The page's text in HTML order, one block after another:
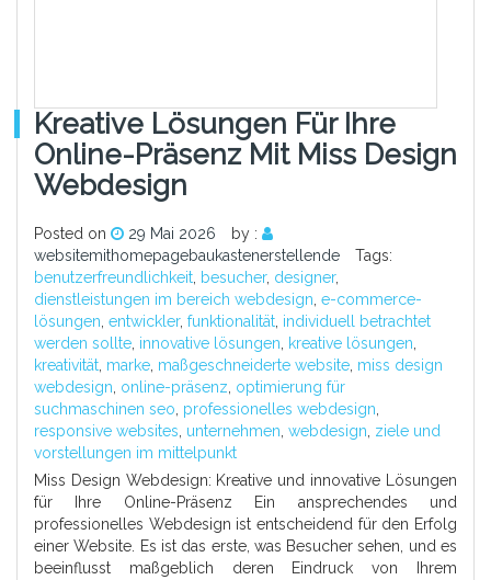
Kreative Lösungen Für Ihre
Online-Präsenz Mit Miss Design
Webdesign
Posted on 29 Mai 2026
by :
websitemithomepagebaukastenerstellende
Tags:
benutzerfreundlichkeit besucher, designer,
dienstleistungen im bereich webdesign e-commerce-
lösungen entwickler, funktionalität individuell betrachtet
werden sollte innovative lösungen kreative lösungen
kreativität marke maßgeschneiderte website miss design
webdesign online-präsenz optimierung für
suchmaschinen seo professionelles webdesign
responsive websites unternehmen webdesign ziele und
vorstellungen im mittelpunkt
Miss Design Webdesign: Kreative und innovative Lösungen
für Ihre Online-Präsenz Ein ansprechendes und
professionelles Webdesign ist entscheidend für den Erfolg
einer Website. Es ist das erste, was Besucher sehen, und es
beeinflusst maßgeblich deren Eindruck von Ihrem